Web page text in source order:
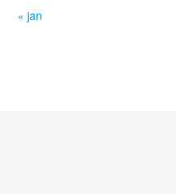
« jan